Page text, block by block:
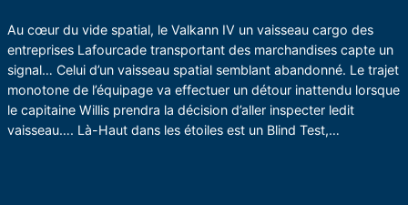
Au cœur du vide spatial, le Valkann IV un vaisseau cargo des
entreprises Lafourcade transportant des marchandises capte un
signal… Celui d’un vaisseau spatial semblant abandonné. Le trajet
monotone de l’équipage va effectuer un détour inattendu lorsque
le capitaine Willis prendra la décision d’aller inspecter ledit
vaisseau…. Là-Haut dans les étoiles est un Blind Test,…